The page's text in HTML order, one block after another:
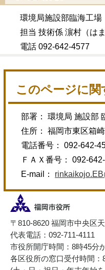
環境局施設部臨海工場
担当 技術係 濵村（はま
電話 092-642-4577
このページに
部署： 環境局 施設部
住所： 福岡市東区箱
電話番号： 092-642-
ＦＡＸ番号： 092-
E-mail：
〒810-8620 福岡市中央区
代表電話：092-711-4111
市役所開庁時間：8時45分
各区役所の窓口受付時間